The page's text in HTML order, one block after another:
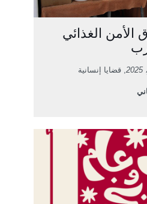
الأمن الغذائي
, قضايا إنسانية